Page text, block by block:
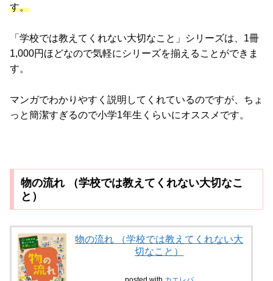
す。
「学校では教えてくれない大切なこと」シリーズは、1冊
1,000円ほどなので気軽にシリーズを揃えることができま
す。
マンガでわかりやすく説明してくれているのですが、ちょ
っと簡潔すぎるので小学1年生くらいにオススメです。
物の流れ （学校では教えてくれない大切なこ
と）
物の流れ （学校では教えてくれない大
切なこと）